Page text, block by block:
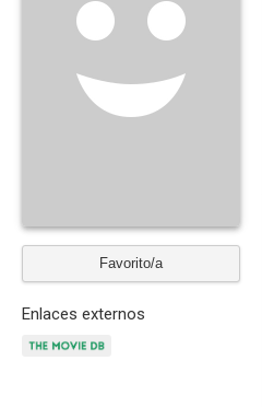
Favorito/a
Enlaces externos